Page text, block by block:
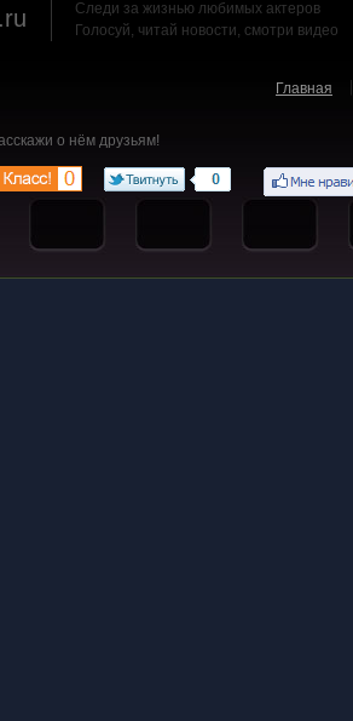
Следи за жизнью любимых актеров
Голосуй, читай новости, смотри видео
Главная
о нём друзьям!